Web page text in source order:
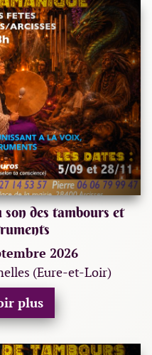
des tambours et
2026
(Eure-et-Loir)
plus